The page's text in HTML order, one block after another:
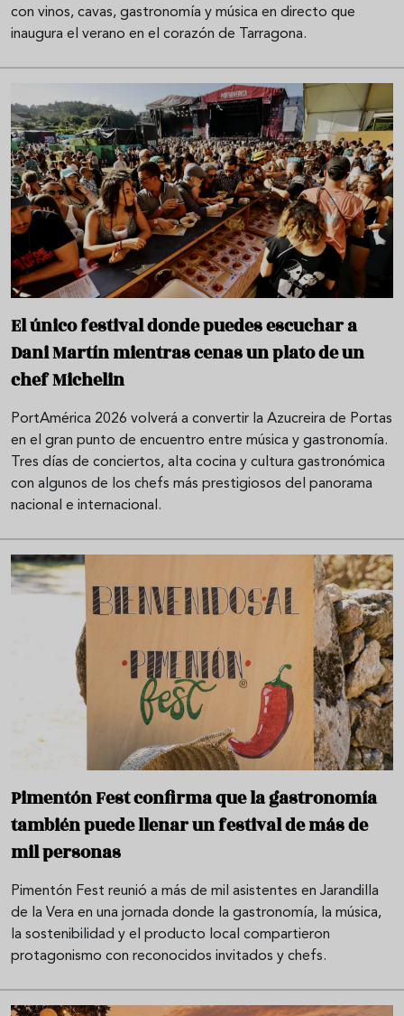
con vinos, cavas, gastronomía y música en directo que
inaugura el verano en el corazón de Tarragona.
El único festival donde puedes escuchar a
Dani Martín mientras cenas un plato de un
chef Michelin
PortAmérica 2026 volverá a convertir la Azucreira de Portas
en el gran punto de encuentro entre música y gastronomía.
Tres días de conciertos, alta cocina y cultura gastronómica
con algunos de los chefs más prestigiosos del panorama
nacional e internacional.
Pimentón Fest confirma que la gastronomía
también puede llenar un festival de más de
mil personas
Pimentón Fest reunió a más de mil asistentes en Jarandilla
de la Vera en una jornada donde la gastronomía, la música,
la sostenibilidad y el producto local compartieron
protagonismo con reconocidos invitados y chefs.